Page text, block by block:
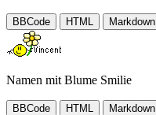
BBCode HTML Markdown
Namen mit Blume Smilie
BBCode HTML Markdown